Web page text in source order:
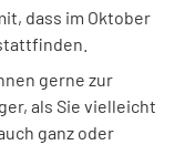
dass im Oktober
gerne zur
als Sie vielleicht
ganz oder